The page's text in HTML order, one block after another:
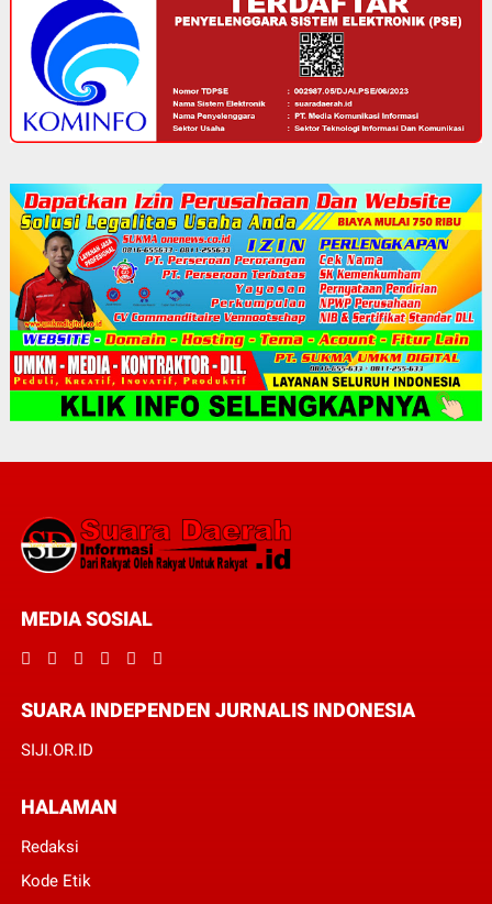
MEDIA SOSIAL
SUARA INDEPENDEN JURNALIS INDONESIA
SIJI.OR.ID
HALAMAN
Redaksi
Kode Etik